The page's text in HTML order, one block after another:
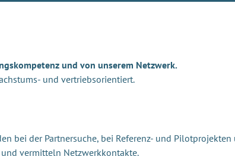
und von unserem Netzwerk.
und vertriebsorientiert.
bei der Partnersuche, bei Referenz- und
vermitteln Netzwerkkontakte.